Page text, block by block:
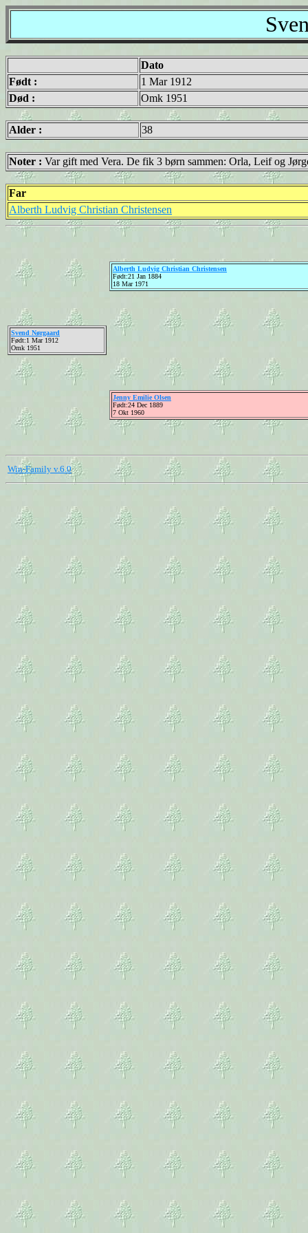
Dato
Født :
1 Mar 1912
Død :
Omk 1951
Alder : 38
Noter : Var gift med Vera. De fik 3 børn sammen: Orla, Leif og
Far
Alberth Ludvig Christian Christensen
Svend Nørgaard
Født:1 Mar 1912
Omk 1951
Alberth Ludvig Christian Christensen
Født:21 Jan 1884
18 Mar 1971
Jenny Emilie Olsen
Født:24 Dec 1889
7 Okt 1960
Win-Family v.6.0